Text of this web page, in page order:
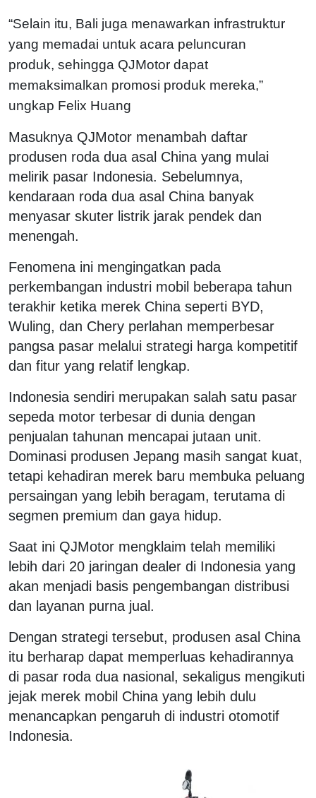
“Selain itu, Bali juga menawarkan infrastruktur
yang memadai untuk acara peluncuran
produk, sehingga QJMotor dapat
memaksimalkan promosi produk mereka,”
ungkap Felix Huang
Masuknya QJMotor menambah daftar
produsen roda dua asal China yang mulai
melirik pasar Indonesia. Sebelumnya,
kendaraan roda dua asal China banyak
menyasar skuter listrik jarak pendek dan
menengah.
Fenomena ini mengingatkan pada
perkembangan industri mobil beberapa tahun
terakhir ketika merek China seperti BYD,
Wuling, dan Chery perlahan memperbesar
pangsa pasar melalui strategi harga kompetitif
dan fitur yang relatif lengkap.
Indonesia sendiri merupakan salah satu pasar
sepeda motor terbesar di dunia dengan
penjualan tahunan mencapai jutaan unit.
Dominasi produsen Jepang masih sangat kuat,
tetapi kehadiran merek baru membuka peluang
persaingan yang lebih beragam, terutama di
segmen premium dan gaya hidup.
Saat ini QJMotor mengklaim telah memiliki
lebih dari 20 jaringan dealer di Indonesia yang
akan menjadi basis pengembangan distribusi
dan layanan purna jual.
Dengan strategi tersebut, produsen asal China
itu berharap dapat memperluas kehadirannya
di pasar roda dua nasional, sekaligus mengikuti
jejak merek mobil China yang lebih dulu
menancapkan pengaruh di industri otomotif
Indonesia.